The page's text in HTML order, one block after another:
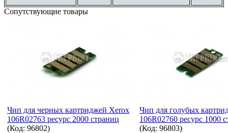
Сопутствующие товары
Чип для черных картриджей Xerox
106R02763 ресурс 2000 страниц
(Код: 96802)
Чип для голубых
106R02760 ресурс 1000
(Код: 96803)